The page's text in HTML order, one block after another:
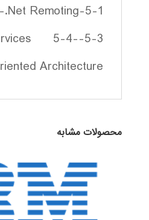
5-1-Tiering 5-2-.Net Remoting
5-4-
Architecture
محصولات مشابه